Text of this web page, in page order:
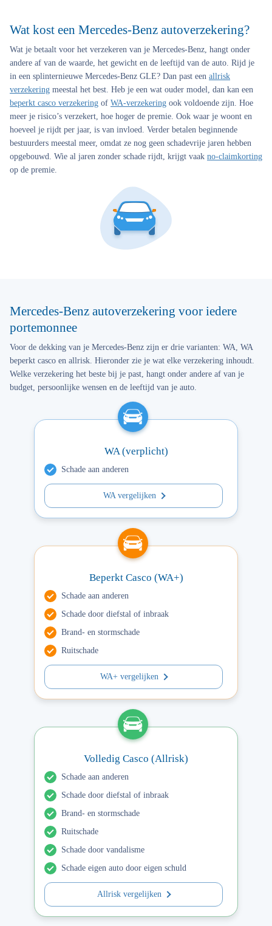
Wat kost een Mercedes-Benz autoverzekering?
Wat je betaalt voor het verzekeren van je Mercedes-Benz, hangt onder
andere af van de waarde, het gewicht en de leeftijd van de auto. Rijd je
in een splinternieuwe Mercedes-Benz GLE? Dan past een allrisk
verzekering meestal het best. Heb je een wat ouder model, dan kan een
beperkt casco verzekering of WA-verzekering ook voldoende zijn. Hoe
meer je risico’s verzekert, hoe hoger de premie. Ook waar je woont en
hoeveel je rijdt per jaar, is van invloed. Verder betalen beginnende
bestuurders meestal meer, omdat ze nog geen schadevrije jaren hebben
opgebouwd. Wie al jaren zonder schade rijdt, krijgt vaak no-claimkorting
op de premie.
Mercedes-Benz autoverzekering voor iedere
portemonnee
Voor de dekking van je Mercedes-Benz zijn er drie varianten: WA, WA
beperkt casco en allrisk. Hieronder zie je wat elke verzekering inhoudt.
Welke verzekering het beste bij je past, hangt onder andere af van je
budget, persoonlijke wensen en de leeftijd van je auto.
WA (verplicht)
Schade aan anderen
WA vergelijken
Beperkt Casco (WA+)
Schade aan anderen
Schade door diefstal of inbraak
Brand- en stormschade
Ruitschade
WA+ vergelijken
Volledig Casco (Allrisk)
Schade aan anderen
Schade door diefstal of inbraak
Brand- en stormschade
Ruitschade
Schade door vandalisme
Schade eigen auto door eigen schuld
Allrisk vergelijken